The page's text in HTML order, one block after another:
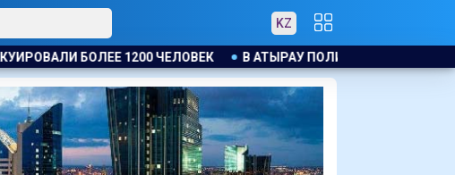
KZ
В АТЫРАУ ПОЛИЦЕЙСКИЙ ЭВАКУИРОВАЛ ЖИТЕЛЕЙ ДОМА ПРИ